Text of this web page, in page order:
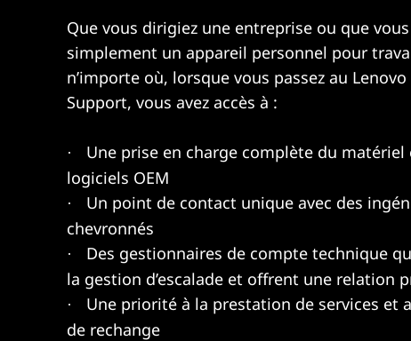
Que vous dirigiez une entreprise ou que
simplement un appareil personnel pour
n’importe où, lorsque vous passez au
Support, vous avez accès à :
·
Une prise en charge complète du matériel
logiciels OEM
·
Un point de contact unique avec des
chevronnés
·
Des gestionnaires de compte technique
la gestion d’escalade et offrent une relation
·
Une priorité à la prestation de services et
de rechange